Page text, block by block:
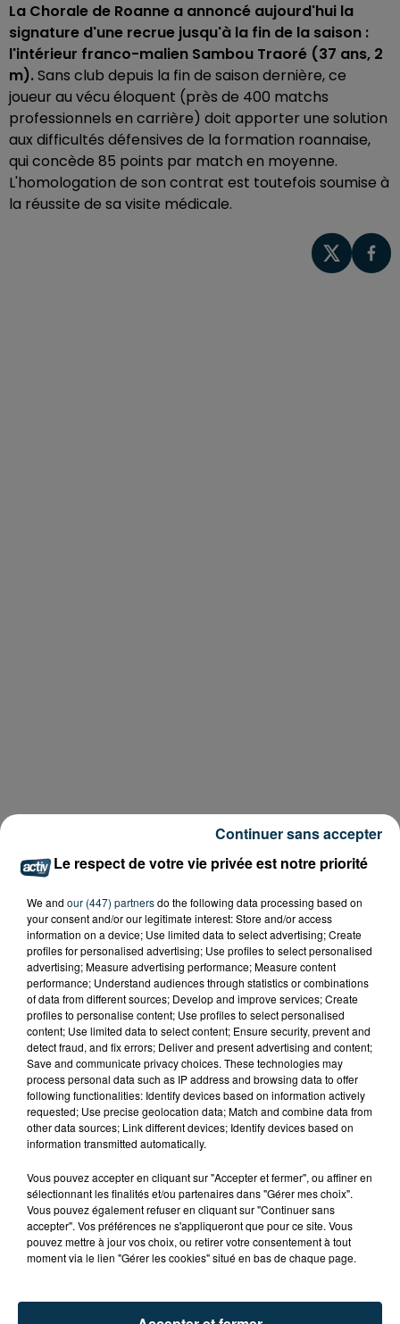
La Chorale de Roanne a annoncé aujourd'hui la
signature d'une recrue jusqu'à la fin de la saison :
l'intérieur franco-malien Sambou Traoré (37 ans, 2
m).Sans club depuis la fin de saison dernière, ce
joueur au vécu éloquent (près de 400 matchs
professionnels en carrière) doit apporter une solution
aux difficultés défensives de la formation roannaise,
qui concède 85 points par match en moyenne.
L'homologation de son contrat est toutefois soumise à
la réussite de sa visite médicale.
TITRES DIFFUSÉS
22h00
22h00 21h56
21h56
Le respect de votre vie privée est notre priorité
We and our (447) partnersdo the following data processing based on
your consent and/or our legitimate interest: Store and/or access
information on a device; Use limited data to select advertising; Create
profiles for personalised advertising; Use profiles to select personalised
advertising; Measure advertising performance; Measure content
performance; Understand audiences through statistics or combinations
of data from different sources; Develop and improve services; Create
profiles to personalise content; Use profiles to select personalised
content; Use limited data to select content; Ensure security, prevent and
detect fraud, and fix errors; Deliver and present advertising and content;
Save and communicate privacy choices. These technologies may
process personal data such as IP address and browsing data to offer
following functionalities: Identify devices based on information actively
requested; Use precise geolocation data; Match and combine data from
other data sources; Link different devices; Identify devices based on
information transmitted automatically.
Vous pouvez accepter en cliquant sur "Accepter et fermer", ou affiner en
sélectionnant les finalités et/ou partenaires dans "Gérer mes choix".
Vous pouvez également refuser en cliquant sur "Continuer sans
accepter". Vos préférences ne s'appliqueront que pour ce site. Vous
pouvez mettre à jour vos choix, ou retirer votre consentement à tout
moment via le lien "Gérer les cookies" situé en bas de chaque page.
Continuer sans accepter